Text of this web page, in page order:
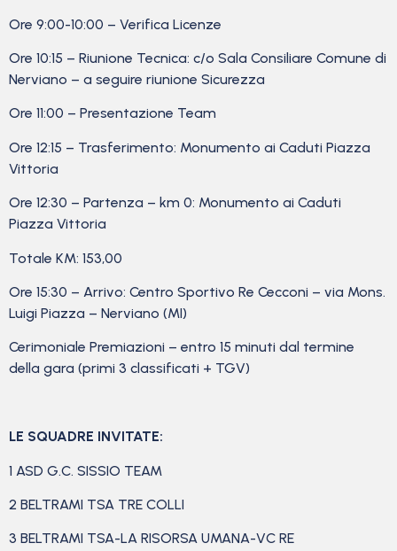
Ore 9:00-10:00 – Verifica Licenze
Ore 10:15 – Riunione Tecnica: c/o Sala Consiliare Comune di
Nerviano – a seguire riunione Sicurezza
Ore 11:00 – Presentazione Team
Ore 12:15 – Trasferimento: Monumento ai Caduti Piazza
Vittoria
Ore 12:30 – Partenza – km 0: Monumento ai Caduti
Piazza Vittoria
Totale KM: 153,00
Ore 15:30 – Arrivo: Centro Sportivo Re Cecconi – via Mons.
Luigi Piazza – Nerviano (MI)
Cerimoniale Premiazioni – entro 15 minuti dal termine
della gara (primi 3 classificati + TGV)
LE SQUADRE INVITATE:
1 ASD G.C. SISSIO TEAM
2 BELTRAMI TSA TRE COLLI
3 BELTRAMI TSA-LA RISORSA UMANA-VC RE